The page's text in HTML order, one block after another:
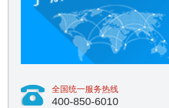
全国统一服务热线
400-850-6010